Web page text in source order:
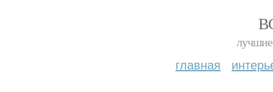
лучшие
главная